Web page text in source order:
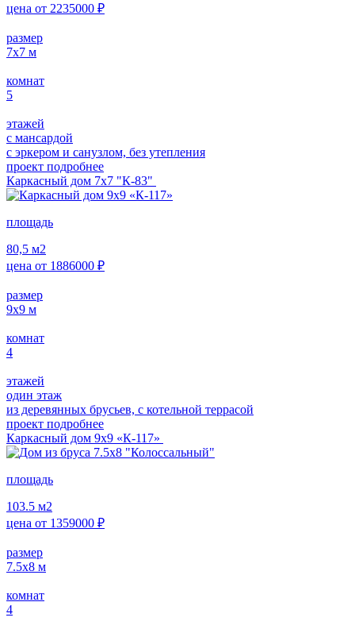
цена от 2235000 ₽
размер
7х7 м
комнат
5
этажей
с мансардой
с эркером и санузлом, без утепления
проект подробнее
Каркасный дом 7х7 "К-83"
площадь
80,5 м2
цена от 1886000 ₽
размер
9х9 м
комнат
4
этажей
один этаж
из деревянных брусьев, с котельной террасой
проект подробнее
Каркасный дом 9х9 «К-117»
площадь
103.5 м2
цена от 1359000 ₽
размер
7.5х8 м
комнат
4